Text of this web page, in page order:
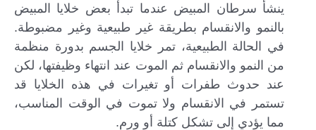
ينشأ سرطان المبيض عندما تبدأ بعض خلايا المبيض
بالنمو والانقسام بطريقة غير طبيعية وغير مضبوطة.
في الحالة الطبيعية، تمر خلايا الجسم بدورة منظمة
من النمو والانقسام ثم الموت عند انتهاء وظيفتها، لكن
عند حدوث طفرات أو تغيرات في هذه الخلايا قد
تستمر في الانقسام ولا تموت في الوقت المناسب،
مما يؤدي إلى تشكل كتلة أو ورم.